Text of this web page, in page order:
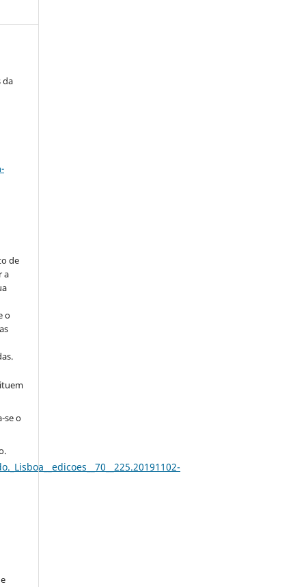
da
de
a
o
se o